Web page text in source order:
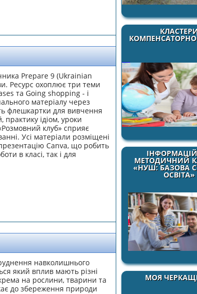
МЕТОДИЧНИЙ
«НУШ: БАЗОВА
ОСВІТА»
МОЯ
Prepare 9 (Ukrainian
Ресурс охоплює три теми
та Going shopping - і
матеріалу через
флешкартки для вивчення
практику ідіом, уроки
клуб» сприяє
Усі матеріали розміщені
Canva, що робить
в класі, так і для
навколишнього
який вплив мають різні
на рослини, тварини та
до збереження природи